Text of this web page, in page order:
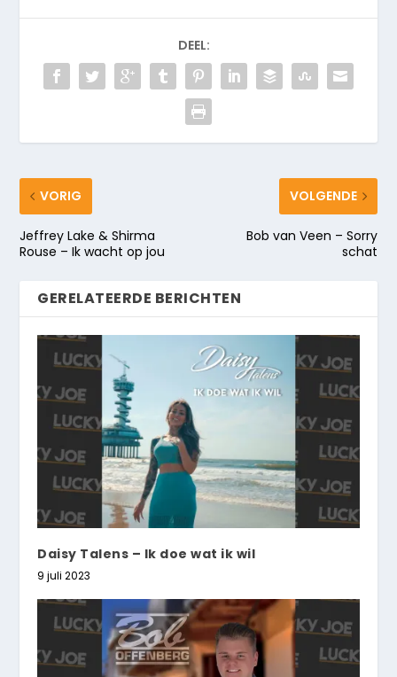
DEEL:
VORIG
Jeffrey Lake & Shirma
Rouse – Ik wacht op jou
VOLGENDE
Bob van Veen – Sorry
schat
GERELATEERDE BERICHTEN
Daisy Talens – Ik doe wat ik wil
9 juli 2023